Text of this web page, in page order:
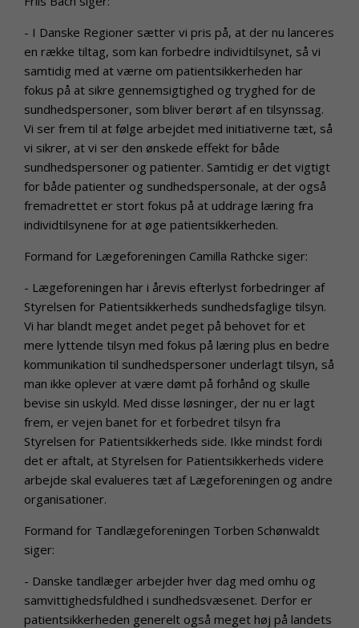
- I Danske Regioner sætter vi pris på, at der nu lanceres
en række tiltag, som kan forbedre individtilsynet, så vi
samtidig med at værne om patientsikkerheden har
fokus på at sikre gennemsigtighed og tryghed for de
sundhedspersoner, som bliver berørt af en tilsynssag.
Vi ser frem til at følge arbejdet med initiativerne tæt, så
vi sikrer, at vi ser den ønskede effekt for både
sundhedspersoner og patienter. Samtidig er det vigtigt
for både patienter og sundhedspersonale, at der også
fremadrettet er stort fokus på at uddrage læring fra
individtilsynene for at øge patientsikkerheden.
Formand for Lægeforeningen Camilla Rathcke siger:
- Lægeforeningen har i årevis efterlyst forbedringer af
Styrelsen for Patientsikkerheds sundhedsfaglige tilsyn.
Vi har blandt meget andet peget på behovet for et
mere lyttende tilsyn med fokus på læring plus en bedre
kommunikation til sundhedspersoner underlagt tilsyn, så
man ikke oplever at være dømt på forhånd og skulle
bevise sin uskyld. Med disse løsninger, der nu er lagt
frem, er vejen banet for et forbedret tilsyn fra
Styrelsen for Patientsikkerheds side. Ikke mindst fordi
det er aftalt, at Styrelsen for Patientsikkerheds videre
arbejde skal evalueres tæt af Lægeforeningen og andre
organisationer.
Formand for Tandlægeforeningen Torben Schønwaldt
siger:
- Danske tandlæger arbejder hver dag med omhu og
samvittighedsfuldhed i sundhedsvæsenet. Derfor er
patientsikkerheden generelt også meget høj på landets